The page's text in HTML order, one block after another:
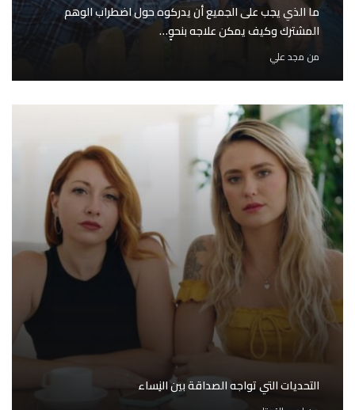
ما الذي يجب على الجميع أن يدركوه حول اضطراب الوهم
المشترك وكيف يمكن علاجه بنحوٍ…
من مجد علي
التحديات التي تواجه الصداقة بين النِساء